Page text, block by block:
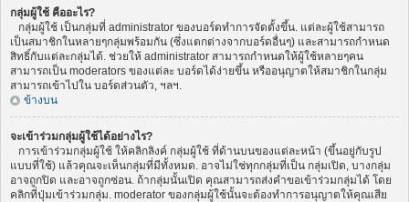
กลุ่มผู้ใช้ คืออะไร?
กลุ่มผู้ใช้ เป็นกลุ่มที่ administrator ของบอร์ดทำการจัดตั้งขึ้น. แต่ละผู้ใช้สามารถ
เป็นสมาชิกในหลายๆกลุ่มพร้อมกัน (ซึ่งแตกต่างจากบอร์ดอื่นๆ) และสามารถกำหนด
สิทธิ์กับแต่ละกลุ่มได้. ช่วยให้ administrator สามารถกำหนดให้ผู้ใช้หลายๆคน
สามารถเป็น moderators ของแต่ละ บอร์ดได้ง่ายขึ้น หรืออนุญาตให้สมาชิกในกลุ่ม
สามารถเข้าไปใน บอร์ดส่วนตัว, ฯลฯ.
ข้างบน
จะเข้าร่วมกลุ่มผู้ใช้ได้อย่างไร?
การเข้าร่วมกลุ่มผู้ใช้ ให้คลิกลิงค์ กลุ่มผู้ใช้ ที่ด้านบนของแต่ละหน้า (ขึ้นอยู่กับรูป
แบบที่ใช้) แล้วคุณจะเห็นกลุ่มที่มีทั้งหมด. อาจไม่ใช่ทุกกลุ่มที่เป็น กลุ่มเปิด, บางกลุ่ม
อาจถูกปิด และอาจถูกซ่อน. ถ้ากลุ่มนั้นเปิด คุณสามารถส่งคำขอเข้าร่วมกลุ่มได้ โดย
คลิกที่ปุ่มเข้าร่วมกลุ่ม. moderator ของกลุ่มผู้ใช้นั้นจะต้องทำการอนุญาตให้คุณเสีย